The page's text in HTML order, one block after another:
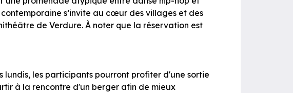
s’invite au cœur des villages et des
de Verdure. À noter que la réservation est
les participants pourront profiter d'une sortie
à la rencontre d'un berger afin de mieux